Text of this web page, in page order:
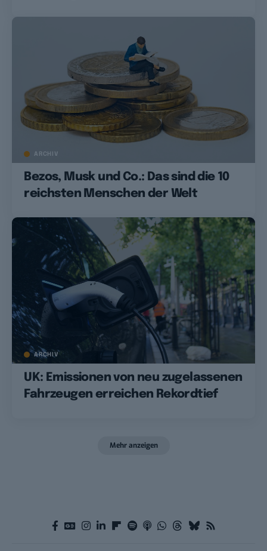
ARCHIV
Bezos, Musk und Co.: Das sind die 10
reichsten Menschen der Welt
ARCHIV
UK: Emissionen von neu zugelassenen
Fahrzeugen erreichen Rekordtief
Mehr anzeigen